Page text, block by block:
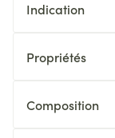
Indication
Propriétés
Composition